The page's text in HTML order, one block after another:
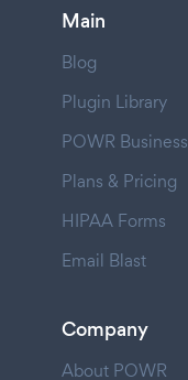
Main
Blog
Plugin Library
POWR Business
Plans & Pricing
HIPAA Forms
Email Blast
Company
About POWR